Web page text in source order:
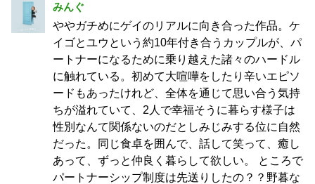
みんぐ
ややガチめにゲイのリアルに向き合った作品。ケ
イゴとユウという約10年付き合うカップルが、パ
ートナーになるために乗り越えた諸々のハードル
に触れている。初めて大喧嘩をしたり辛いエピソ
ードもあったけれど、全体を通じて思い合う気持
ちが溢れていて、2人で幸福そうに暮らす様子は
性別なんて関係ないのだとしみじみする位に自然
だった。同じ食卓を囲んで、話して笑って、癒し
あって、ずっと仲良く暮らして欲しい。 ところで
パートナーシップ制度は先送りしたの？？野暮な